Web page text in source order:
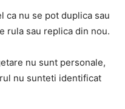
ca nu se pot duplica sau
rula sau replica din nou.
nu sunt personale,
nu sunteti identificat